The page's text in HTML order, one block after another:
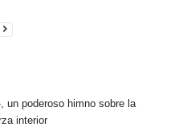
un poderoso himno sobre la
interior